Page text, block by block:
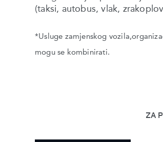
(taksi, autobus, vlak,
*Usluge zamjenskog
mogu se kombinirati.
ZA